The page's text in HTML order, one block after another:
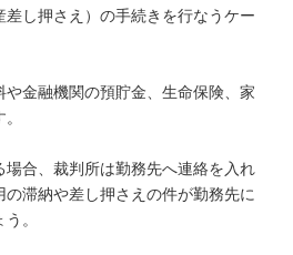
し押さえ）の手続きを行なうケー
金融機関の預貯金、生命保険、家
場合、裁判所は勤務先へ連絡を入れ
の滞納や差し押さえの件が勤務先に
。